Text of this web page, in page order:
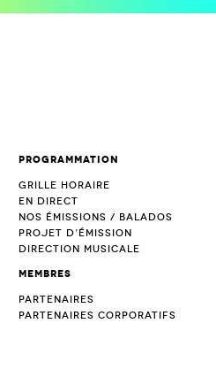
Programmation
Grille horaire
En direct
Nos émissions / Balados
Projet d’Émission
Direction musicale
Membres
Partenaires
Partenaires corporatifs